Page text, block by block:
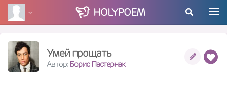
HOLYPOEM
Умей прощать
Автор:Борис Пастернак